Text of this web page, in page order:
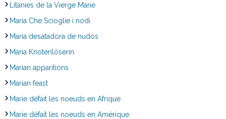
Litanies de la Vierge Marie
Maria Che Scioglie i nodi
María desatadora de nudos
Maria Knotenlöserin
Marian apparitions
Marian feast
Marie défait les noeuds en Afrique
Marie défait les noeuds en Amérique